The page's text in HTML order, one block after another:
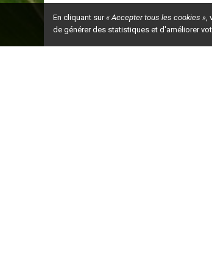
En cliquant sur« Accepter tous les cookies »,
de générer des statistiques et d'améliorer